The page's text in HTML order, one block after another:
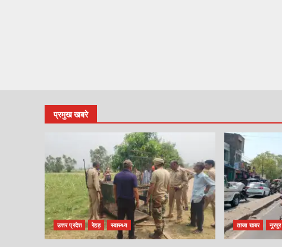
प्रमुख खबरे
उत्तर प्रदेश रेहड़ स्वास्थ्य ताजा खबर नूरपुर